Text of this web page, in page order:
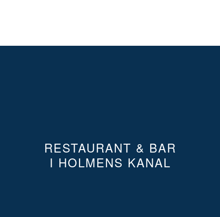
RESTAURANT & BAR
I HOLMENS KANAL